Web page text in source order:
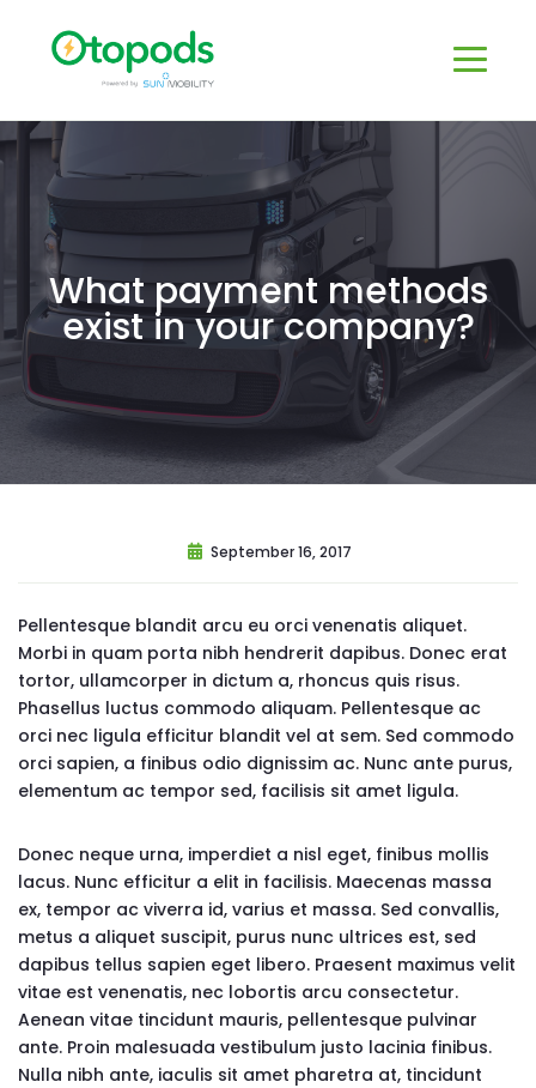
What payment methods
exist in your company?
September 16, 2017
Pellentesque blandit arcu eu orci venenatis aliquet.
Morbi in quam porta nibh hendrerit dapibus. Donec erat
tortor, ullamcorper in dictum a, rhoncus quis risus.
Phasellus luctus commodo aliquam. Pellentesque ac
orci nec ligula efficitur blandit vel at sem. Sed commodo
orci sapien, a finibus odio dignissim ac. Nunc ante purus,
elementum ac tempor sed, facilisis sit amet ligula.
Donec neque urna, imperdiet a nisl eget, finibus mollis
lacus. Nunc efficitur a elit in facilisis. Maecenas massa
ex, tempor ac viverra id, varius et massa. Sed convallis,
metus a aliquet suscipit, purus nunc ultrices est, sed
dapibus tellus sapien eget libero. Praesent maximus velit
vitae est venenatis, nec lobortis arcu consectetur.
Aenean vitae tincidunt mauris, pellentesque pulvinar
ante. Proin malesuada vestibulum justo lacinia finibus.
Nulla nibh ante, iaculis sit amet pharetra at, tincidunt